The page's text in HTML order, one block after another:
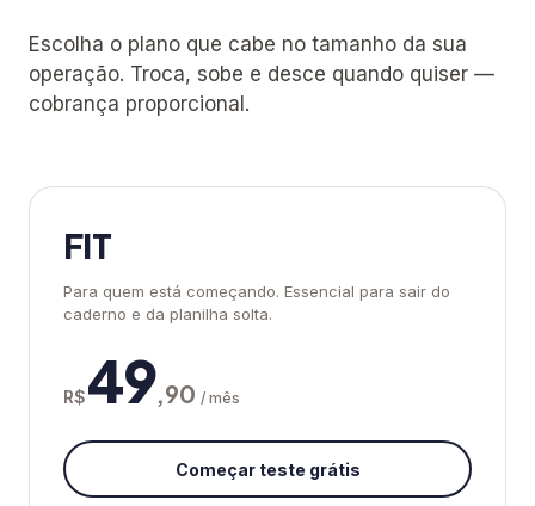
Escolha o plano que cabe no tamanho da sua
operação. Troca, sobe e desce quando quiser —
cobrança proporcional.
FIT
Para quem está começando. Essencial para sair do
caderno e da planilha solta.
R$49,90 / mês
Começar teste grátis